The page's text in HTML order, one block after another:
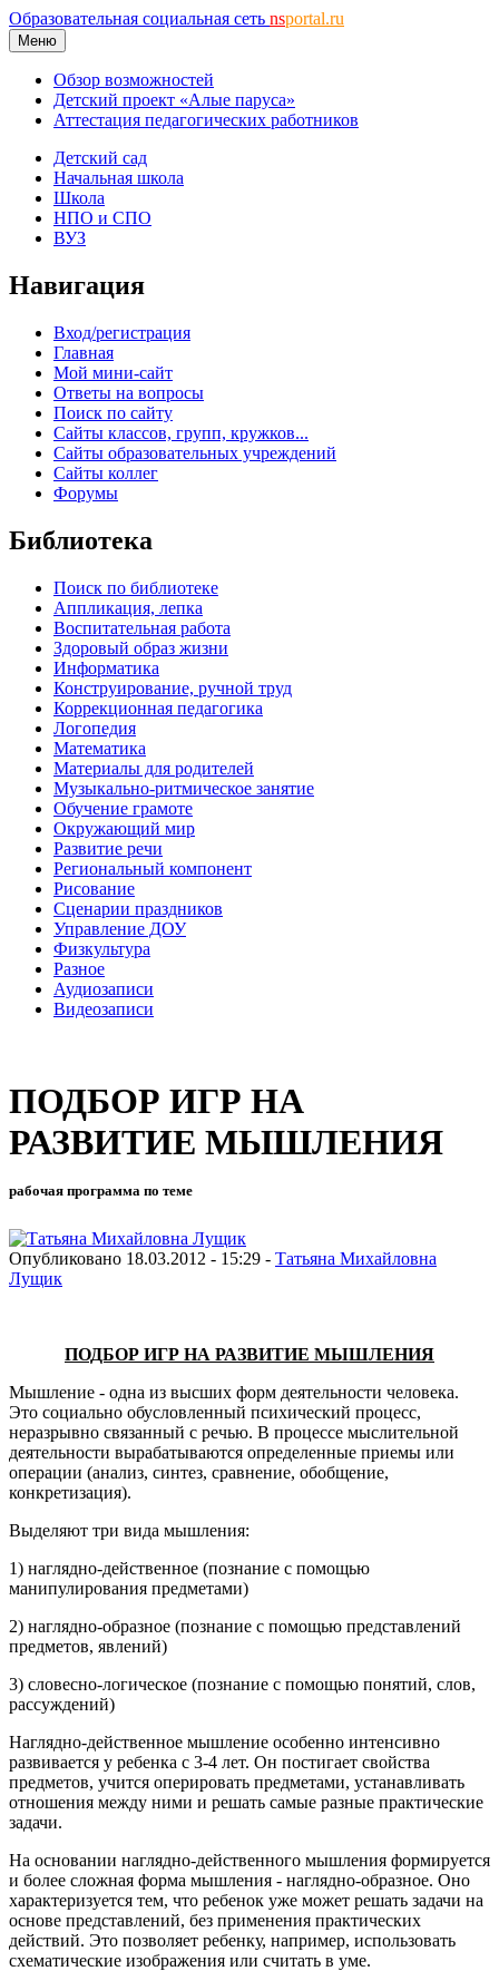
Образовательная социальная сеть nsportal.ru
Меню
Обзор возможностей
Детский проект «Алые паруса»
Аттестация педагогических работников
Детский сад
Начальная школа
Школа
НПО и СПО
ВУЗ
Навигация
Вход/регистрация
Главная
Мой мини-сайт
Ответы на вопросы
Поиск по сайту
Сайты классов, групп, кружков...
Сайты образовательных учреждений
Сайты коллег
Форумы
Библиотека
Поиск по библиотеке
Аппликация, лепка
Воспитательная работа
Здоровый образ жизни
Информатика
Конструирование, ручной труд
Коррекционная педагогика
Логопедия
Математика
Материалы для родителей
Музыкально-ритмическое занятие
Обучение грамоте
Окружающий мир
Развитие речи
Региональный компонент
Рисование
Сценарии праздников
Управление ДОУ
Физкультура
Разное
Аудиозаписи
Видеозаписи
ПОДБОР ИГР НА
РАЗВИТИЕ МЫШЛЕНИЯ
рабочая программа по теме
Опубликовано 18.03.2012 - 15:29 - Татьяна Михайловна
Лущик
ПОДБОР ИГР НА РАЗВИТИЕ МЫШЛЕНИЯ
Мышление - одна из высших форм деятельности человека.
Это социально обусловленный психический процесс,
неразрывно связанный с речью. В процессе мыслительной
деятельности вырабатываются определенные приемы или
операции (анализ, синтез, сравнение, обобщение,
конкретизация).
Выделяют три вида мышления:
1) наглядно-действенное (познание с помощью
манипулирования предметами)
2) наглядно-образное (познание с помощью представлений
предметов, явлений)
3) словесно-логическое (познание с помощью понятий, слов,
рассуждений)
Наглядно-действенное мышление особенно интенсивно
развивается у ребенка с 3-4 лет. Он постигает свойства
предметов, учится оперировать предметами, устанавливать
отношения между ними и решать самые разные практические
задачи.
На основании наглядно-действенного мышления формируется
и более сложная форма мышления - наглядно-образное. Оно
характеризуется тем, что ребенок уже может решать задачи на
основе представлений, без применения практических
действий. Это позволяет ребенку, например, использовать
схематические изображения или считать в уме.